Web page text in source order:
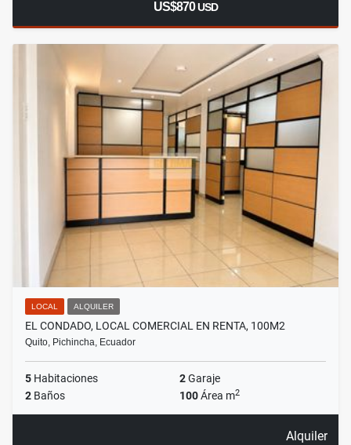
US$870USD
LOCAL ALQUILER
EL CONDADO, LOCAL COMERCIAL EN RENTA, 100M2
Quito, Pichincha, Ecuador
5 Habitaciones 2Garaje
2 Baños 100Área m2
Alquiler